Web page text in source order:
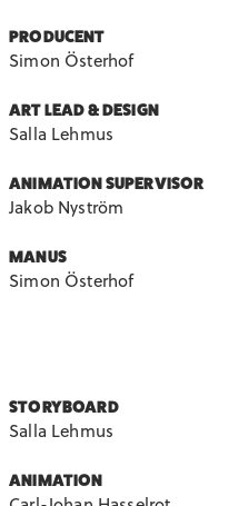
PRODUCENT
Simon Österhof
ART LEAD & DESIGN
Salla Lehmus
ANIMATION SUPERVISOR
Jakob Nyström
MANUS
Simon Österhof
STORYBOARD
Salla Lehmus
ANIMATION